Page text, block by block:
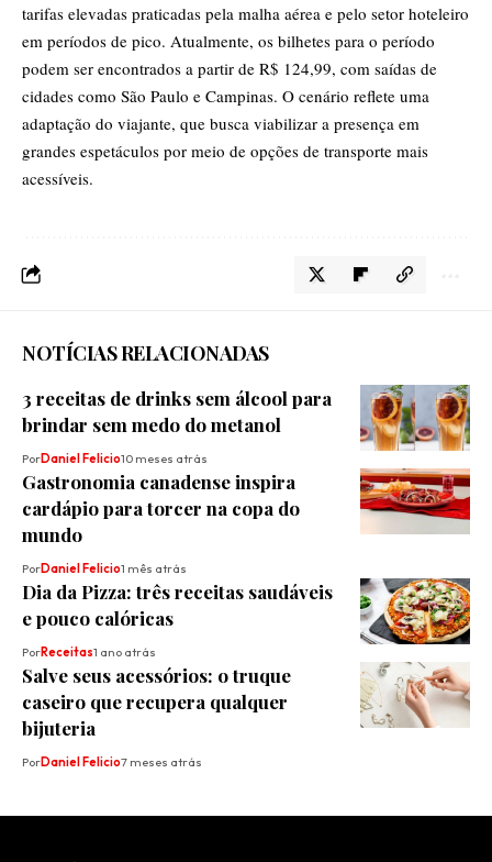
tarifas elevadas praticadas pela malha aérea e pelo setor hoteleiro
em períodos de pico. Atualmente, os bilhetes para o período
podem ser encontrados a partir de R$ 124,99, com saídas de
cidades como São Paulo e Campinas. O cenário reflete uma
adaptação do viajante, que busca viabilizar a presença em
grandes espetáculos por meio de opções de transporte mais
acessíveis.
NOTÍCIAS RELACIONADAS
3 receitas de drinks sem álcool para
brindar sem medo do metanol
PorDaniel Felicio10 meses atrás
Gastronomia canadense inspira
cardápio para torcer na copa do
mundo
PorDaniel Felicio1 mês atrás
Dia da Pizza: três receitas saudáveis
e pouco calóricas
PorReceitas1 ano atrás
Salve seus acessórios: o truque
caseiro que recupera qualquer
bijuteria
PorDaniel Felicio7 meses atrás